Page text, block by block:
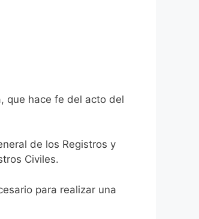
que hace fe del acto del
de los Registros y
Civiles.
para realizar una